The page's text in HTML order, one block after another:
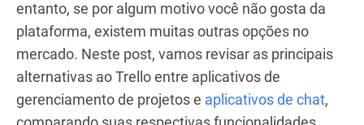
entanto, se por algum motivo você não gosta da
plataforma, existem muitas outras opções no
mercado. Neste post, vamos revisar as principais
alternativas ao Trello entre aplicativos de
gerenciamento de projetos e aplicativos de chat,